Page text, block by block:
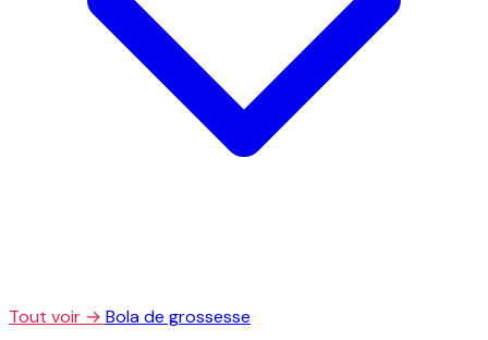
Tout voir → Bola de grossesse